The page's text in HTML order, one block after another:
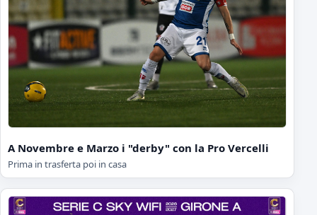
A Novembre e Marzo i "derby" con la Pro Vercelli
Prima in trasferta poi in casa